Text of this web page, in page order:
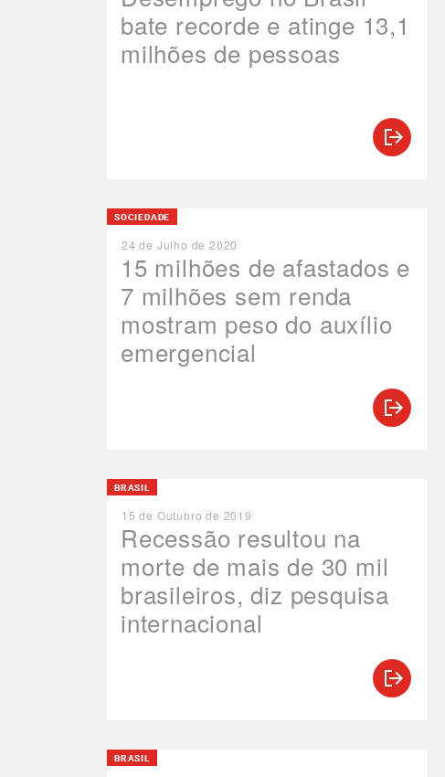
bate recorde e atinge 13,1
milhões de pessoas
15 milhões de afastados e
7 milhões sem renda
mostram peso do auxílio
emergencial
SOCIEDADE
24 de Julho de 2020
Recessão resultou na
morte de mais de 30 mil
brasileiros, diz pesquisa
internacional
BRASIL
15 de Outubro de 2019
BRASIL